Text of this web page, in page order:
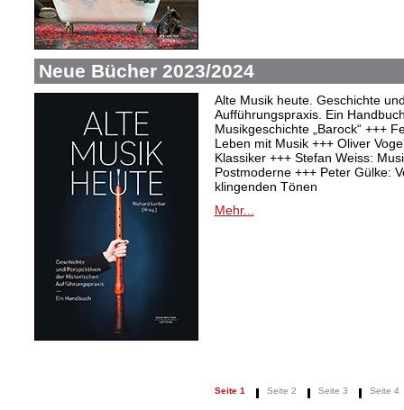
Neue Bücher 2023/2024
Alte Musik heute. Geschichte
Aufführungspraxis. Ein
Musikgeschichte „Barock“ +++
Leben mit Musik +++ Oliver
Klassiker +++ Stefan Weiss:
Postmoderne +++ Peter Gülke:
klingenden Tönen
Mehr...
Seite 1 Seite 2 Seite 3 Seite 4